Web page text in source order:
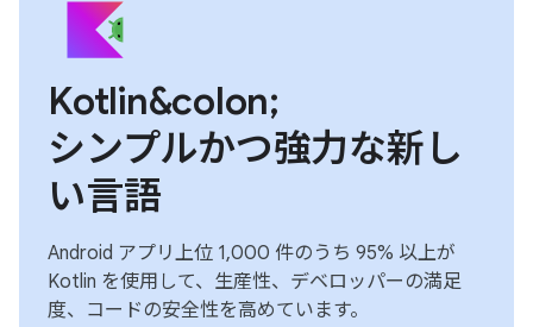
Kotlin&colon;
シンプルかつ強力な新し
い言語
Android アプリ上位 1,000 件のうち 95% 以上が
Kotlin を使用して、生産性、デベロッパーの満足
度、コードの安全性を高めています。